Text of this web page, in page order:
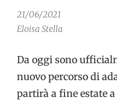
21/06/2021
Eloisa Stella
Da oggi sono
nuovo percorso di
partirà a fine estate a